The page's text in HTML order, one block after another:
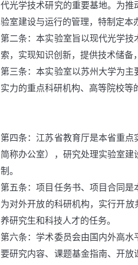
代光学技术研究的重要基地。为
验室建设与运行的管理，特制定本
第二条：本实验室旨以现代光学
索，实现知识创新，提供技术储备
第三条：本实验室以苏州大学为
实力的重点科研机构、高等院校等
第四条：江苏省教育厅是本省重
简称办公室），研究处理实验室
制。
第五条：项目任务书、项目合同
为对外开放的科研机构，实行开
养研究生和科技人才的任务。
第六条：学术委员会由国内外高
要研究内容、课题基金指南、开